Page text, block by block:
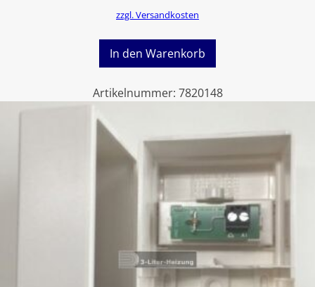
zzgl. Versandkosten
In den Warenkorb
Artikelnummer: 7820148